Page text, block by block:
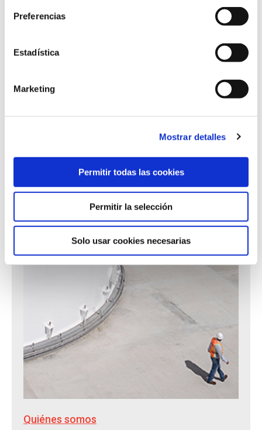
Preferencias
Estadística
Marketing
Mostrar detalles
Permitir todas las cookies
Permitir la selección
Solo usar cookies necesarias
6
tanques distintos
Quiénes somos